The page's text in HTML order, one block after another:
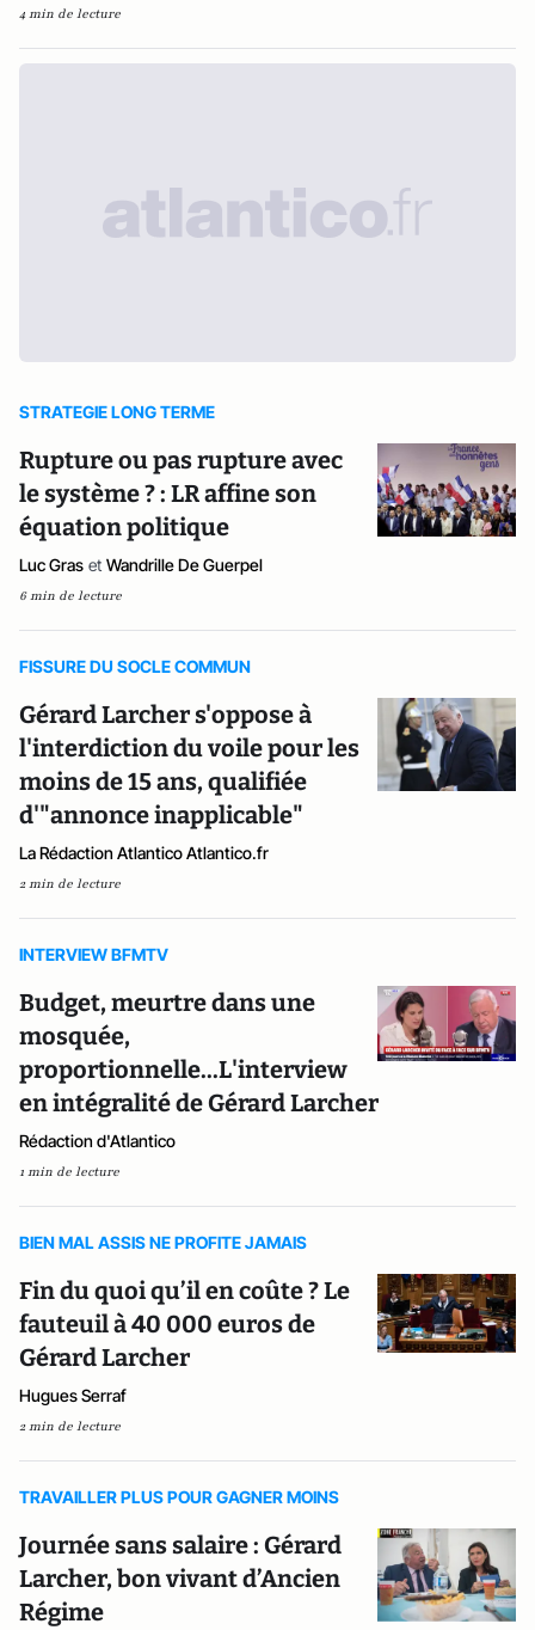
4 min de lecture
STRATEGIE LONG TERME
Rupture ou pas rupture avec
le système ? : LR affine son
équation politique
Luc Gras et Wandrille De Guerpel
6 min de lecture
FISSURE DU SOCLE COMMUN
Gérard Larcher s'oppose à
l'interdiction du voile pour les
moins de 15 ans, qualifiée
d'"annonce inapplicable"
La Rédaction Atlantico Atlantico.fr
2 min de lecture
INTERVIEW BFMTV
Budget, meurtre dans une
mosquée,
proportionnelle...L'interview
en intégralité de Gérard Larcher
Rédaction d'Atlantico
1 min de lecture
BIEN MAL ASSIS NE PROFITE JAMAIS
Fin du quoi qu’il en coûte ? Le
fauteuil à 40 000 euros de
Gérard Larcher
Hugues Serraf
2 min de lecture
TRAVAILLER PLUS POUR GAGNER MOINS
Journée sans salaire : Gérard
Larcher, bon vivant d’Ancien
Régime